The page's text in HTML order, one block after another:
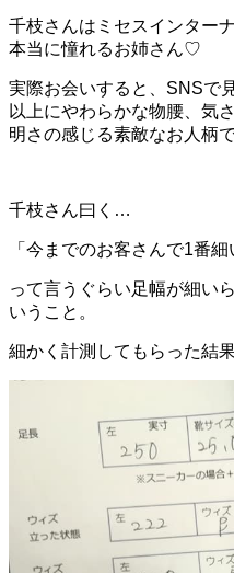
千枝さんはミセスインター
本当に憧れるお姉さん♡
実際お会いすると、SNSで
以上にやわらかな物腰、気
明さの感じる素敵なお人柄
千枝さん曰く…
「今までのお客さんで1番細
って言うぐらい足幅が細い
いうこと。
細かく計測してもらった結